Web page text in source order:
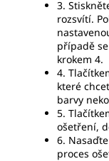
3.
rozsvítí.
případě
krokem 4.
4.
které
barvy
5.
ošetření,
6.
proces